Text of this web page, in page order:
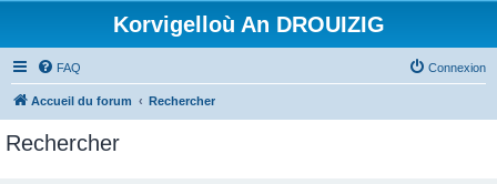
Korvigelloù An DROUIZIG
FAQ Connexion
Accueil du forum Rechercher
Rechercher